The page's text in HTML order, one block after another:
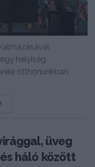
helyiség
otthonunkban.
üveg
háló között